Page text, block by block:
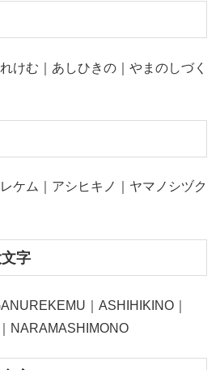
けむ｜あしひきの｜やまのしづく
ケム｜アシヒキノ｜ヤマノシヅク
字
｜ASHIHIKINO｜
NARAMASHIMONO